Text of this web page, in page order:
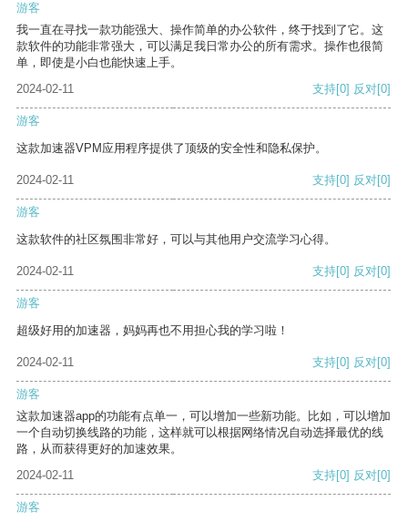
游客
我一直在寻找一款功能强大、操作简单的办公软件，终于找到了它。这
款软件的功能非常强大，可以满足我日常办公的所有需求。操作也很简
单，即使是小白也能快速上手。
2024-02-11
支持[0] 反对[0]
游客
这款加速器VPM应用程序提供了顶级的安全性和隐私保护。
2024-02-11 支持[0] 反对[0]
游客
这款软件的社区氛围非常好，可以与其他用户交流学习心得。
2024-02-11 支持[0] 反对[0]
游客
超级好用的加速器，妈妈再也不用担心我的学习啦！
2024-02-11 支持[0] 反对[0]
游客
这款加速器app的功能有点单一，可以增加一些新功能。比如，可以增加
一个自动切换线路的功能，这样就可以根据网络情况自动选择最优的线
路，从而获得更好的加速效果。
2024-02-11
支持[0] 反对[0]
游客